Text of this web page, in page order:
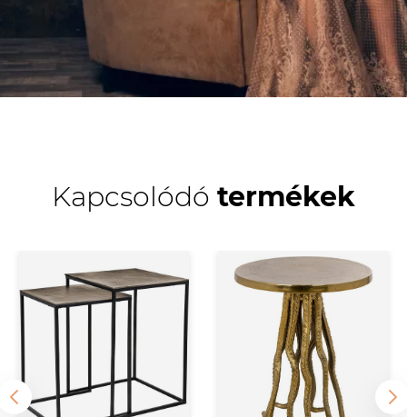
Kapcsolódó termékek